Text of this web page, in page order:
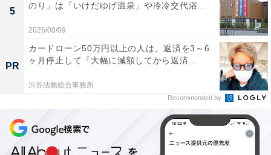
HDMIでスマホの動画を映せるので長距離ドライブ
でも子供たちが退屈しません
タッチパネルの反応が良くスマホのような感覚で直
車内でスマホの動画を高画質で楽しみたい人や、直感的
5
のり」は「いけだゆげ温泉」や冷冷交代浴...
2026/08/09
PR
カードローン50万円以上の人は、返済を3～6
ヶ月停止して『大幅に減額してから返済...
渋谷法務総合事務所
Recommended by